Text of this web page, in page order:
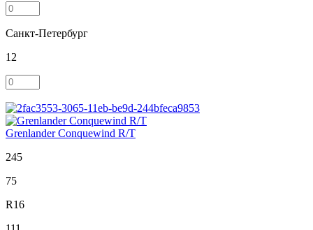
Санкт-Петербург
12
Grenlander Conquewind R/T
245
75
R16